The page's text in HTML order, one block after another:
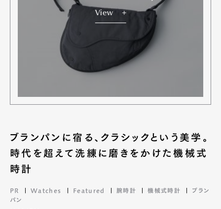
View
ブランパンに宿る、クラシックという美学。
時代を超えて洗練に磨きをかけた機械式
時計
PR Watches Featured 腕時計 機械式時計
ブラン
パン